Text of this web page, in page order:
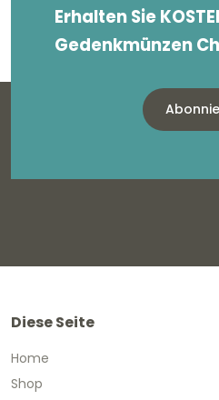
Erhalten Sie
Gedenkmünzen
Diese Seite
Home
Shop